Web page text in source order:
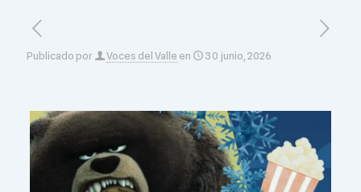
Publicado por Voces del Valle en 30 junio, 2026